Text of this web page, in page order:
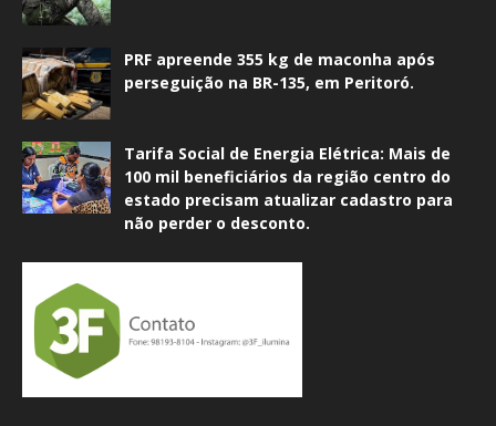
PRF apreende 355 kg de maconha após
perseguição na BR-135, em Peritoró.
Tarifa Social de Energia Elétrica: Mais de
100 mil beneficiários da região centro do
estado precisam atualizar cadastro para
não perder o desconto.